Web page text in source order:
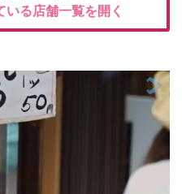
る店舗一覧を開く